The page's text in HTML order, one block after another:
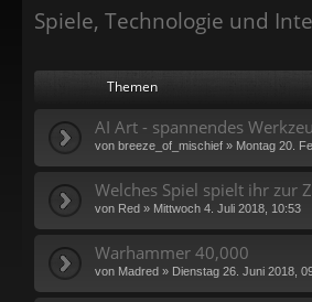
Spiele, Technologie und
Themen
AI Art - spannendes
von breeze_of_mischief » Montag 20.
Welches Spiel spielt ihr zur
von Red » Mittwoch 4. Juli 2018, 10:53
Warhammer 40,000
von Madred » Dienstag 26. Juni 2018,